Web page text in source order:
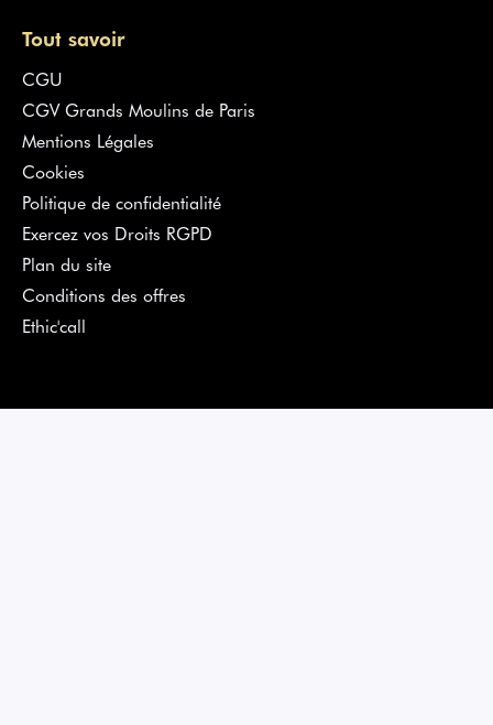
Tout savoir
CGU
CGV Grands Moulins de Paris
Mentions Légales
Cookies
Politique de confidentialité
Exercez vos Droits RGPD
Plan du site
Conditions des offres
Ethic'call